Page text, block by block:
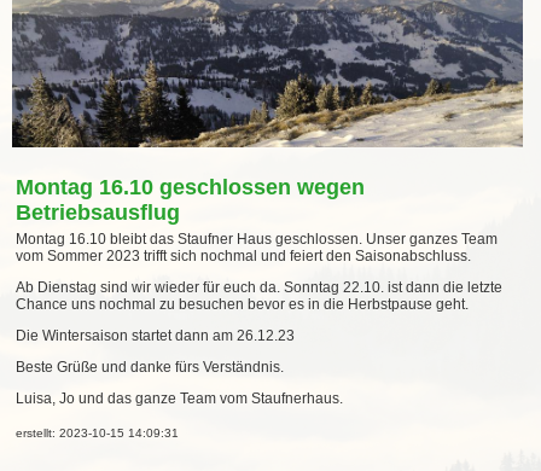
Montag 16.10 geschlossen wegen
Betriebsausflug
Montag 16.10 bleibt das Staufner Haus geschlossen. Unser ganzes Team
vom Sommer 2023 trifft sich nochmal und feiert den Saisonabschluss.
Ab Dienstag sind wir wieder für euch da. Sonntag 22.10. ist dann die letzte
Chance uns nochmal zu besuchen bevor es in die Herbstpause geht.
Die Wintersaison startet dann am 26.12.23
Beste Grüße und danke fürs Verständnis.
Luisa, Jo und das ganze Team vom Staufnerhaus.
erstellt: 2023-10-15 14:09:31